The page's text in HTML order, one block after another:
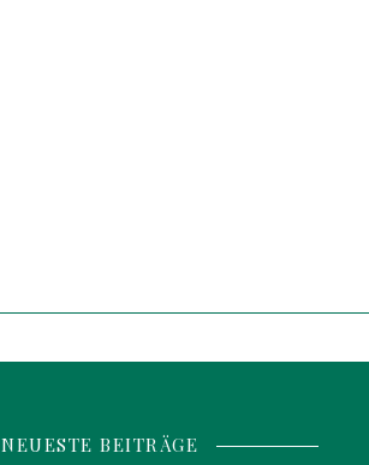
NEUESTE BEITRÄGE